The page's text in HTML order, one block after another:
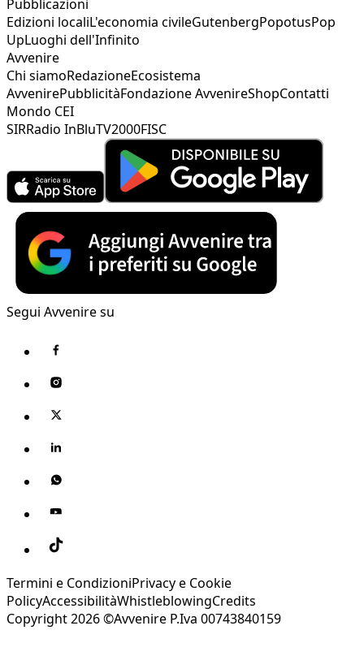
Pubblicazioni
Edizioni localiL'economia civileGutenbergPopotusPop
UpLuoghi dell'Infinito
Avvenire
Chi siamoRedazioneEcosistema
AvvenirePubblicitàFondazione AvvenireShopContatti
Mondo CEI
SIRRadio InBluTV2000FISC
Segui Avvenire su
Termini e CondizioniPrivacy e Cookie
PolicyAccessibilitàWhistleblowingCredits
Copyright 2026 ©Avvenire P.Iva 00743840159